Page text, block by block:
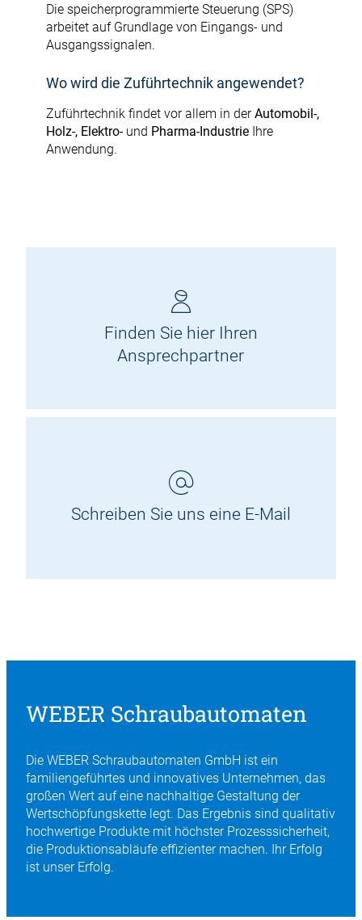
Die speicherprogrammierte Steuerung (SPS)
arbeitet auf Grundlage von Eingangs- und
Ausgangssignalen.
Wo wird die Zuführtechnik angewendet?
Zuführtechnik findet vor allem in derAutomobil-,
Holz-, Elektro- und Pharma-IndustrieIhre
Anwendung.
Finden Sie hier Ihren
Ansprechpartner
Schreiben Sie uns eine E-Mail
WEBER Schraubautomaten
Die WEBER Schraubautomaten GmbH ist ein
familiengeführtes und innovatives Unternehmen, das
großen Wert auf eine nachhaltige Gestaltung der
Wertschöpfungskette legt. Das Ergebnis sind qualitativ
hochwertige Produkte mit höchster Prozesssicherheit,
die Produktionsabläufe effizienter machen. Ihr Erfolg
ist unser Erfolg.